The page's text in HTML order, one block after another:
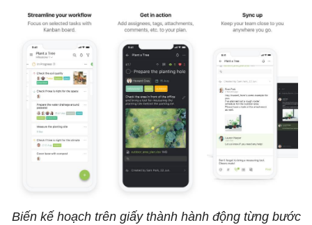
Biến kế hoạch trên giấy thành hành động từng bước